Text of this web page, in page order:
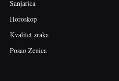
Sanjarica
Horoskop
Kvalitet zraka
Posao Zenica